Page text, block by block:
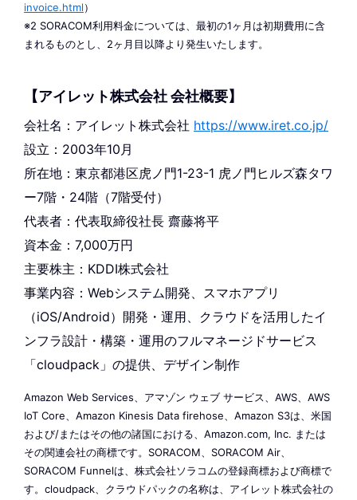
invoice.html）
※2 SORACOM利用料金については、最初の1ヶ月は初期費用に含
まれるものとし、2ヶ月目以降より発生いたします。
【アイレット株式会社 会社概要】
会社名：アイレット株式会社 https://www.iret.co.jp/
設立：2003年10月
所在地：東京都港区虎ノ門1-23-1 虎ノ門ヒルズ森タワ
ー7階・24階（7階受付）
代表者：代表取締役社長 齋藤将平
資本金：7,000万円
主要株主：KDDI株式会社
事業内容：Webシステム開発、スマホアプリ
（iOS/Android）開発・運用、クラウドを活用したイ
ンフラ設計・構築・運用のフルマネージドサービス
「cloudpack」の提供、デザイン制作
Amazon Web Services、アマゾン ウェブ サービス、AWS、AWS
IoT Core、Amazon Kinesis Data firehose、Amazon S3は、米国
および/またはその他の諸国における、Amazon.com, Inc. または
その関連会社の商標です。SORACOM、SORACOM Air、
SORACOM Funnelは、株式会社ソラコムの登録商標および商標で
す。cloudpack、クラウドパックの名称は、アイレット株式会社の